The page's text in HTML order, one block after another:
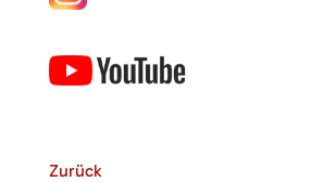
Zurück